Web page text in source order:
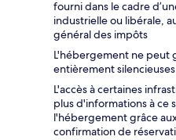
fourni dans le cadre
industrielle ou libérale,
général des impôts
L'hébergement ne peut
entièrement
L'accès à certaines
plus d'informations à ce
l'hébergement grâce
confirmation de